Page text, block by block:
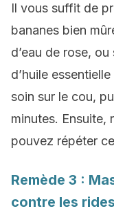
Il vous suffit de
bananes bien
d’eau de rose,
d’huile
soin sur le cou,
minutes. Ensuite,
pouvez répéter
Remède 3 :
contre les